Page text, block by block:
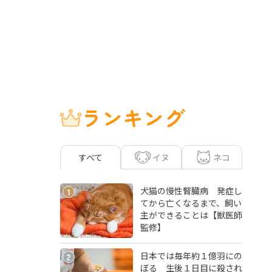
ランキング
すべて イヌ ネコ
1
犬猫の慢性腎臓病 発症し
てから亡くなるまで、飼い
主ができることは【獣医師
監修】
2
日本では毎年約１億羽にの
ぼる 生後１日目に殺され